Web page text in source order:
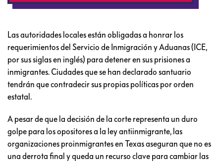
Las autoridades locales están obligadas a honrar los
requerimientos del Servicio de Inmigración y Aduanas (ICE,
por sus siglas en inglés) para detener en sus prisiones a
inmigrantes. Ciudades que se han declarado santuario
tendrán que contradecir sus propias políticas por orden
estatal.
A pesar de que la decisión de la corte representa un duro
golpe para los opositores a la ley antiinmigrante, las
organizaciones proinmigrantes en Texas aseguran que no es
una derrota final y queda un recurso clave para cambiar las